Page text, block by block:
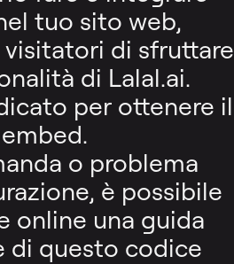
tuo sito web,
di sfruttare
di Lalal.ai.
per ottenere il
o problema
è possibile
online una guida
di questo codice